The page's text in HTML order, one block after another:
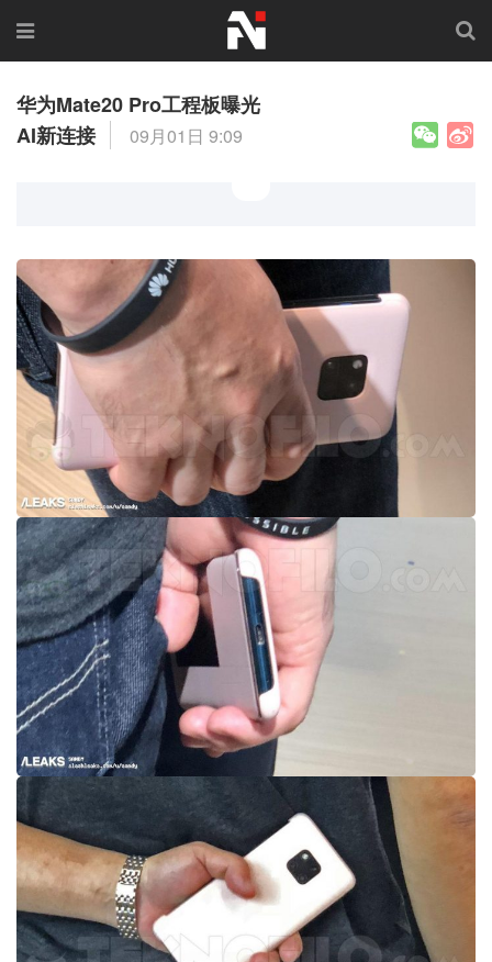
华为Mate20 Pro工程板曝光
AI新连接
09月01日 9:09